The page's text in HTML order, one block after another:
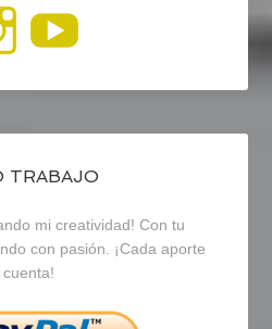
Ver
perfil
de
recursosep
en
Instagram
TRABAJO
mi creatividad! Con tu
con pasión. ¡Cada aporte
cuenta!